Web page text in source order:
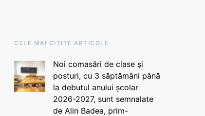
CELE MAI CITITE ARTICOLE
Noi comasări de clase și
posturi, cu 3 săptămâni până
la debutul anului școlar
2026-2027, sunt semnalate
de Alin Badea, prim-